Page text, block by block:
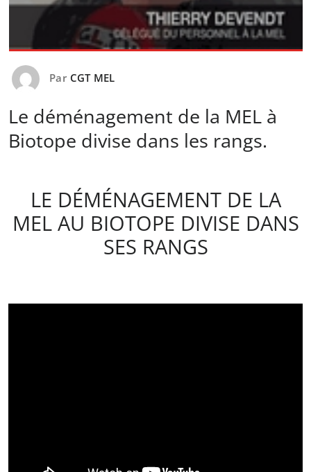
Par CGT MEL
Le déménagement de la MEL à
Biotope divise dans les rangs.
LE DÉMÉNAGEMENT DE LA
MEL AU BIOTOPE DIVISE DANS
SES RANGS